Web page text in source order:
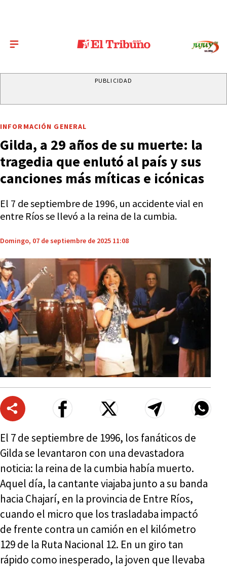
PUBLICIDAD
INFORMACIÓN GENERAL
Gilda, a 29 años de su muerte: la
tragedia que enlutó al país y sus
canciones más míticas e icónicas
El 7 de septiembre de 1996, un accidente vial en
entre Ríos se llevó a la reina de la cumbia.
Domingo, 07 de septiembre de 2025 11:08
El 7 de septiembre de 1996, los fanáticos de
Gilda se levantaron con una devastadora
noticia: la reina de la cumbia había muerto.
Aquel día, la cantante viajaba junto a su banda
hacia Chajarí, en la provincia de Entre Ríos,
cuando el micro que los trasladaba impactó
de frente contra un camión en el kilómetro
129 de la Ruta Nacional 12. En un giro tan
rápido como inesperado, la joven que llevaba